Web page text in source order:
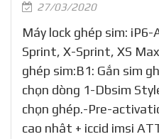
27/03/2020
Máy lock ghép sim:
Sprint, X-Sprint, XS
ghép sim:B1: Gắn sim
chọn dòng 1-Dbsim
chọn ghép.-Pre-
cao nhât + iccid imsi